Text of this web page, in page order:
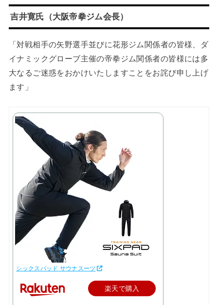
吉井寛氏（大阪帝拳ジム会長）
「対戦相手の矢野選手並びに花形ジム関係者の皆様、ダ
イナミックグローブ主催の帝拳ジム関係者の皆様には多
大なるご迷惑をおかけいたしますことをお詫び申し上げ
ます」
シックスパッド サウナスーツ
楽天で購入